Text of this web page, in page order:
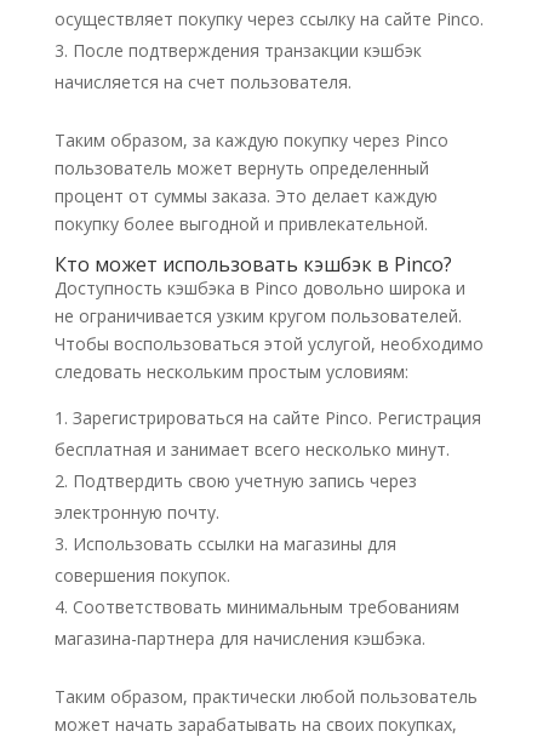
осуществляет покупку через ссылку на сайте Pinco.
После подтверждения транзакции кэшбэк
начисляется на счет пользователя.
Таким образом, за каждую покупку через Pinco
пользователь может вернуть определенный
процент от суммы заказа. Это делает каждую
покупку более выгодной и привлекательной.
Кто может использовать кэшбэк в Pinco?
Доступность кэшбэка в Pinco довольно широка и
не ограничивается узким кругом пользователей.
Чтобы воспользоваться этой услугой, необходимо
следовать нескольким простым условиям:
Зарегистрироваться на сайте Pinco. Регистрация
бесплатная и занимает всего несколько минут.
Подтвердить свою учетную запись через
электронную почту.
Использовать ссылки на магазины для
совершения покупок.
Соответствовать минимальным требованиям
магазина-партнера для начисления кэшбэка.
Таким образом, практически любой пользователь
может начать зарабатывать на своих покупках,